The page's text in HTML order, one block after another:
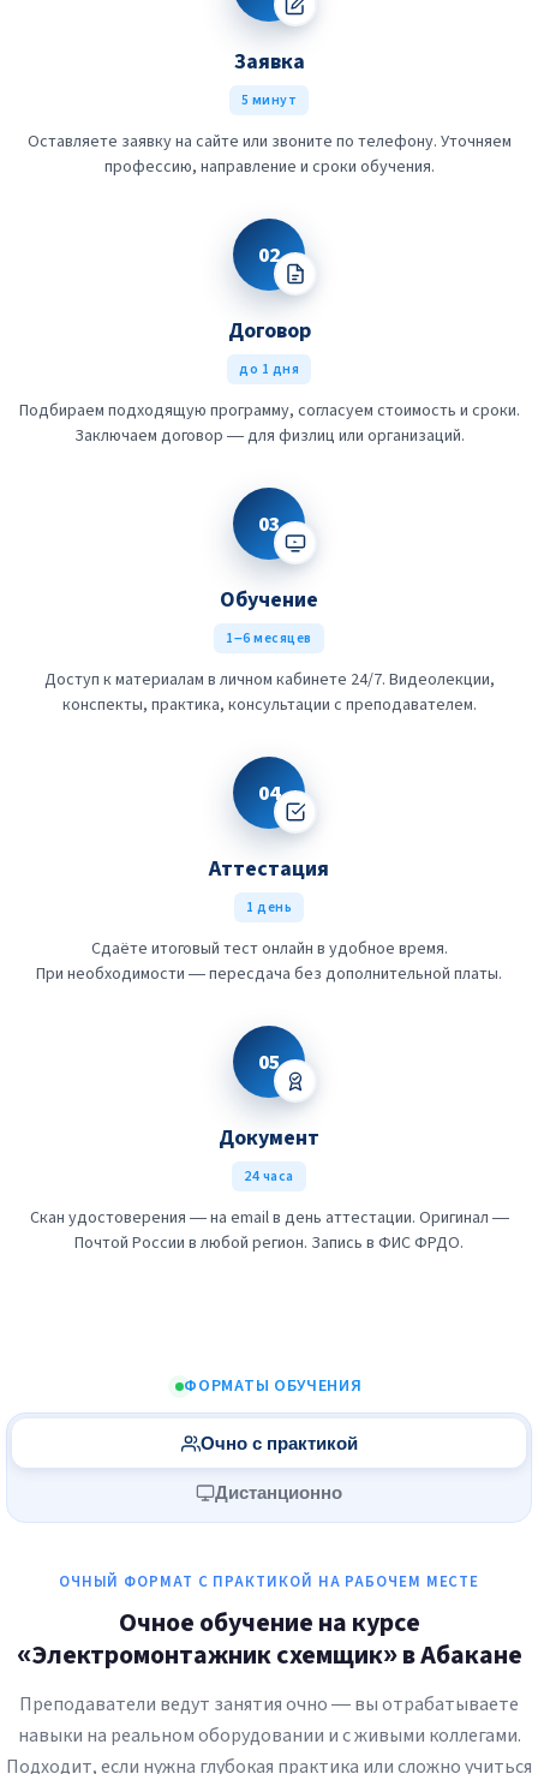
Заявка
5 минут
Оставляете заявку на сайте или звоните по телефону. Уточняем
профессию, направление и сроки обучения.
02
Договор
до 1 дня
Подбираем подходящую программу, согласуем стоимость и сроки.
Заключаем договор — для физлиц или организаций.
03
Обучение
1–6 месяцев
Доступ к материалам в личном кабинете 24/7. Видеолекции,
конспекты, практика, консультации с преподавателем.
04
Аттестация
1 день
Сдаёте итоговый тест онлайн в удобное время.
При необходимости — пересдача без дополнительной платы.
05
Документ
24 часа
Скан удостоверения — на email в день аттестации. Оригинал —
Почтой России в любой регион. Запись в ФИС ФРДО.
ФОРМАТЫ ОБУЧЕНИЯ
Очно с практикой
Дистанционно
ОЧНЫЙ ФОРМАТ С ПРАКТИКОЙ НА РАБОЧЕМ МЕСТЕ
Очное обучение на курсе
«Электромонтажник схемщик» в Абакане
Преподаватели ведут занятия очно — вы отрабатываете
навыки на реальном оборудовании и с живыми коллегами.
Подходит, если нужна глубокая практика или сложно учиться